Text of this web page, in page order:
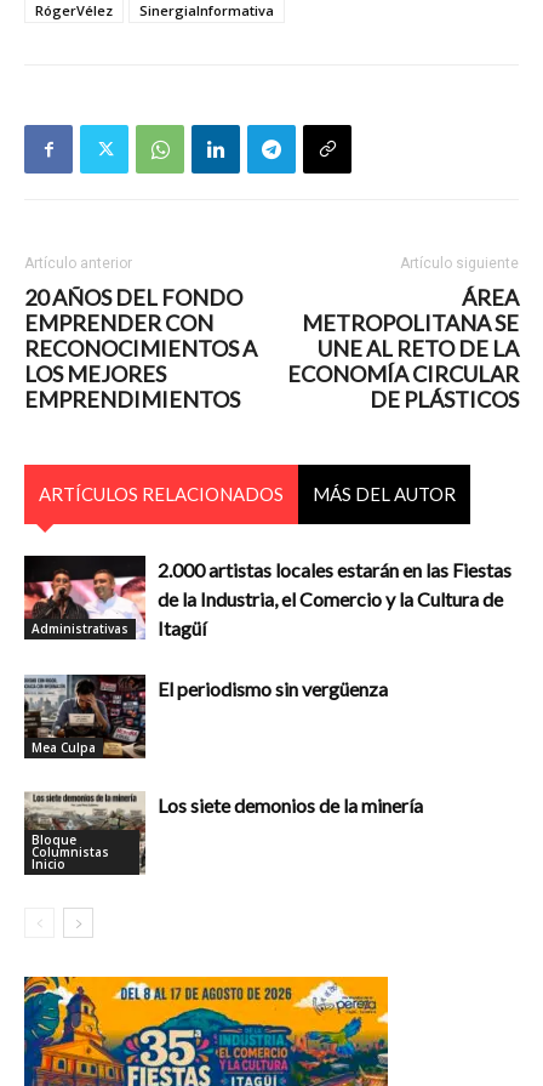
RógerVélez SinergiaInformativa
Artículo anterior
20 AÑOS DEL FONDO
EMPRENDER CON
RECONOCIMIENTOS A
LOS MEJORES
EMPRENDIMIENTOS
Artículo siguiente
ÁREA
METROPOLITANA SE
UNE AL RETO DE LA
ECONOMÍA CIRCULAR
DE PLÁSTICOS
ARTÍCULOS RELACIONADOS MÁS DEL AUTOR
Administrativas
2.000 artistas locales estarán en las Fiestas
de la Industria, el Comercio y la Cultura de
Itagüí
Mea Culpa
El periodismo sin vergüenza
Bloque
Columnistas
Inicio
Los siete demonios de la minería